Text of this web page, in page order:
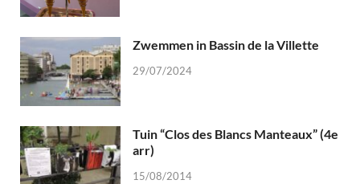
Zwemmen in Bassin de la Villette
29/07/2024
Tuin “Clos des Blancs Manteaux” (4e
arr)
15/08/2014